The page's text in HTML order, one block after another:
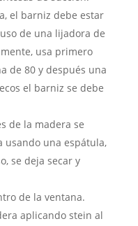
el barniz debe estar
de una lijadora de
usa primero
de 80 y después una
el barniz se debe
de la madera se
usando una espátula,
se deja secar y
de la ventana.
aplicando stein al